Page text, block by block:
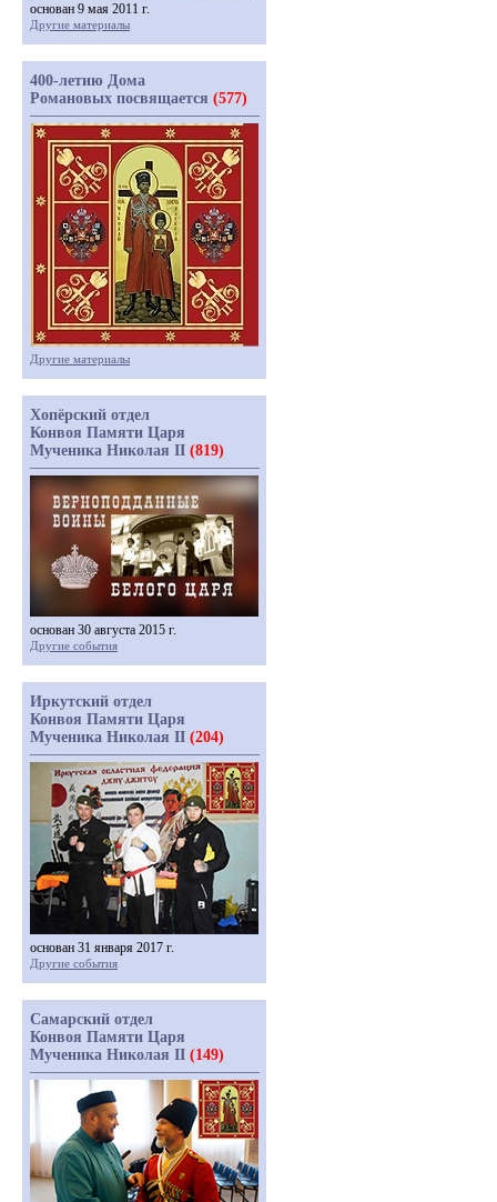
основан 9 мая 2011 г.
Другие материалы
400-летию Дома
Романовых посвящается (577)
Другие материалы
Хопёрский отдел
Конвоя Памяти Царя
Мученика Николая II (819)
основан 30 августа 2015 г.
Другие события
Иркутский отдел
Конвоя Памяти Царя
Мученика Николая II (204)
основан 31 января 2017 г.
Другие события
Самарский отдел
Конвоя Памяти Царя
Мученика Николая II (149)